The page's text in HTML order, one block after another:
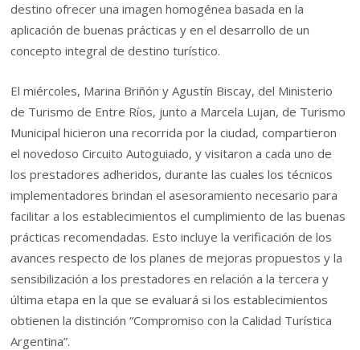
destino ofrecer una imagen homogénea basada en la
aplicación de buenas prácticas y en el desarrollo de un
concepto integral de destino turístico.
El miércoles, Marina Briñón y Agustín Biscay, del Ministerio
de Turismo de Entre Ríos, junto a Marcela Lujan, de Turismo
Municipal hicieron una recorrida por la ciudad, compartieron
el novedoso Circuito Autoguiado, y visitaron a cada uno de
los prestadores adheridos, durante las cuales los técnicos
implementadores brindan el asesoramiento necesario para
facilitar a los establecimientos el cumplimiento de las buenas
prácticas recomendadas. Esto incluye la verificación de los
avances respecto de los planes de mejoras propuestos y la
sensibilización a los prestadores en relación a la tercera y
última etapa en la que se evaluará si los establecimientos
obtienen la distinción “Compromiso con la Calidad Turística
Argentina”.